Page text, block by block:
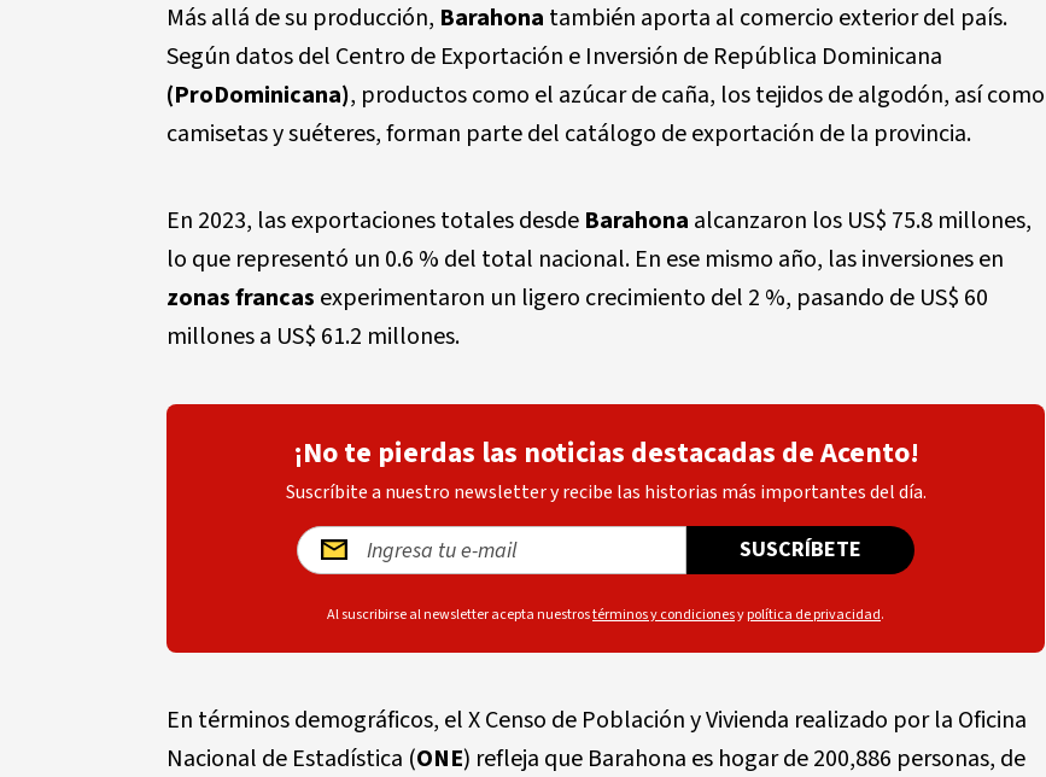
Más allá de su producción, Barahona también aporta al comercio exterior del país.
Según datos del Centro de Exportación e Inversión de República Dominicana
(ProDominicana), productos como el azúcar de caña, los tejidos de algodón, así como
camisetas y suéteres, forman parte del catálogo de exportación de la provincia.
En 2023, las exportaciones totales desde Barahona alcanzaron los US$ 75.8 millones,
lo que representó un 0.6 % del total nacional. En ese mismo año, las inversiones en
zonas francas experimentaron un ligero crecimiento del 2 %, pasando de US$ 60
millones a US$ 61.2 millones.
¡No te pierdas las noticias destacadas de Acento!
Suscríbite a nuestro newsletter y recibe las historias más importantes del día.
SUSCRÍBETE
Al suscribirse al newsletter acepta nuestrostérminos y condicionesypolítica de privacidad.
En términos demográficos, el X Censo de Población y Vivienda realizado por la Oficina
Nacional de Estadística (ONE) refleja que Barahona es hogar de 200,886 personas, de